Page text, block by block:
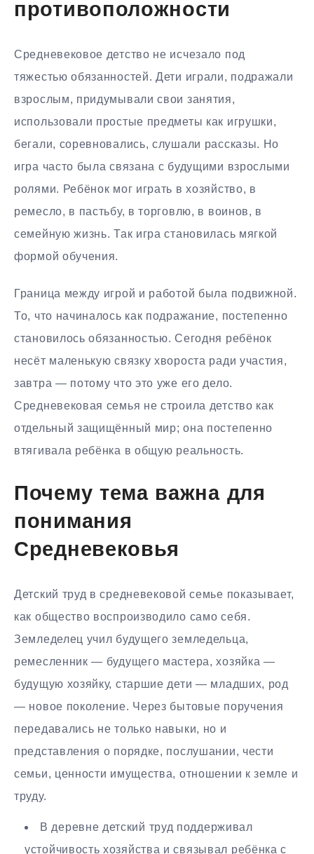
противоположности
Средневековое детство не исчезало под
тяжестью обязанностей. Дети играли, подражали
взрослым, придумывали свои занятия,
использовали простые предметы как игрушки,
бегали, соревновались, слушали рассказы. Но
игра часто была связана с будущими взрослыми
ролями. Ребёнок мог играть в хозяйство, в
ремесло, в пастьбу, в торговлю, в воинов, в
семейную жизнь. Так игра становилась мягкой
формой обучения.
Граница между игрой и работой была подвижной.
То, что начиналось как подражание, постепенно
становилось обязанностью. Сегодня ребёнок
несёт маленькую связку хвороста ради участия,
завтра — потому что это уже его дело.
Средневековая семья не строила детство как
отдельный защищённый мир; она постепенно
втягивала ребёнка в общую реальность.
Почему тема важна для
понимания
Средневековья
Детский труд в средневековой семье показывает,
как общество воспроизводило само себя.
Земледелец учил будущего земледельца,
ремесленник — будущего мастера, хозяйка —
будущую хозяйку, старшие дети — младших, род
— новое поколение. Через бытовые поручения
передавались не только навыки, но и
представления о порядке, послушании, чести
семьи, ценности имущества, отношении к земле и
труду.
В деревне детский труд поддерживал
устойчивость хозяйства и связывал ребёнка с